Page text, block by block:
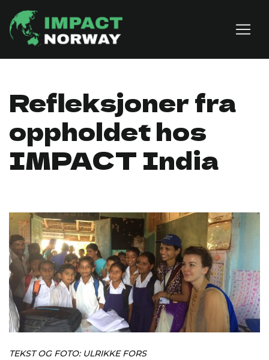
Refleksjoner fra
oppholdet hos
IMPACT India
TEKST OG FOTO: ULRIKKE FORS